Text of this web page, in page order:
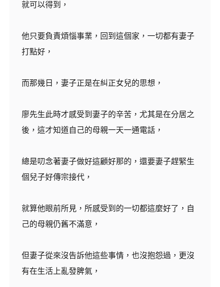
就可以得到，
他只要負責煩惱事業，回到這個家，一切都有妻子
打點好，
而那幾日，妻子正是在糾正女兒的思想，
廖先生此時才感受到妻子的辛苦，尤其是在分居之
後，這才知道自己的母親一天一通電話，
總是叨念著妻子做好這顧好那的，還要妻子趕緊生
個兒子好傳宗接代，
就算他眼前所見，所感受到的一切都這麼好了，自
己的母親仍舊不滿意，
但妻子從來沒告訴他這些事情，也沒抱怨過，更沒
有在生活上亂發脾氣，